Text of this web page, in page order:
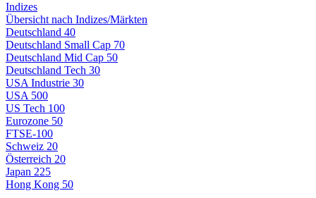
Indizes
Übersicht nach Indizes/Märkten
Deutschland 40
Deutschland Small Cap 70
Deutschland Mid Cap 50
Deutschland Tech 30
USA Industrie 30
USA 500
US Tech 100
Eurozone 50
FTSE-100
Schweiz 20
Österreich 20
Japan 225
Hong Kong 50